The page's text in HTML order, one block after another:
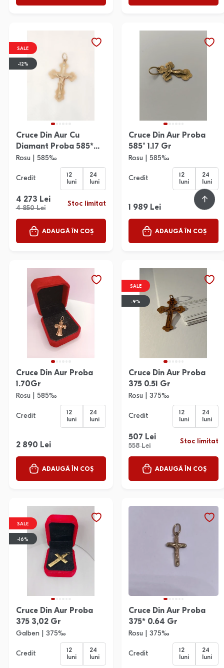
SALE
-12%
Cruce Din Aur Cu
Diamant Proba 585*
1.94 Gr
Rosu | 585‰
Credit
12
luni
24
luni
4 273 Lei
4 850 Lei
Stoc limitat
ADAUGĂ ÎN COȘ
Cruce Din Aur Proba
585" 1.17 Gr
Rosu | 585‰
Credit
12
luni
24
luni
1 989 Lei
ADAUGĂ ÎN COȘ
Cruce Din Aur Proba
1.70Gr
Rosu | 585‰
Credit
12
luni
24
luni
2 890 Lei
ADAUGĂ ÎN COȘ
SALE
-9%
Cruce Din Aur Proba
375 0.51 Gr
Rosu | 375‰
Credit
12
luni
24
luni
507 Lei
558 Lei
Stoc limitat
ADAUGĂ ÎN COȘ
SALE
-16%
Cruce Din Aur Proba
375 3,02 Gr
Galben | 375‰
Credit
12
luni
24
luni
Cruce Din Aur Proba
375* 0.64 Gr
Rosu | 375‰
Credit
12
luni
24
luni